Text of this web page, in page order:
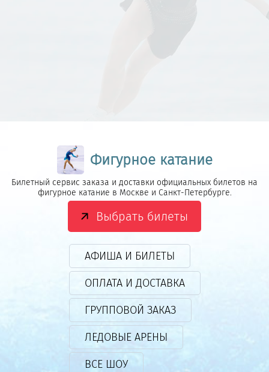
Фигурное катание
Билетный сервис заказа и доставки официальных билетов на
фигурное катание в Москве и Санкт-Петербурге.
Выбрать билеты
АФИША И БИЛЕТЫ
ОПЛАТА И ДОСТАВКА
ГРУППОВОЙ ЗАКАЗ
ЛЕДОВЫЕ АРЕНЫ
ВСЕ ШОУ